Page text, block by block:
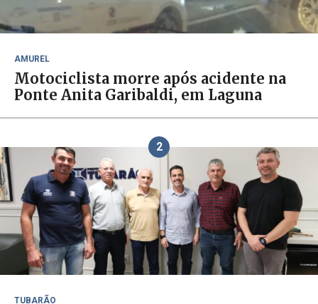
AMUREL
Motociclista morre após acidente na
Ponte Anita Garibaldi, em Laguna
2
TUBARÃO